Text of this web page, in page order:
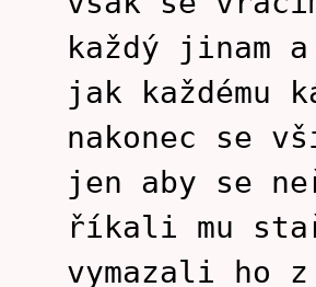
každý jinam
jak každému
nakonec se
jen aby se
říkali mu
vymazali ho z